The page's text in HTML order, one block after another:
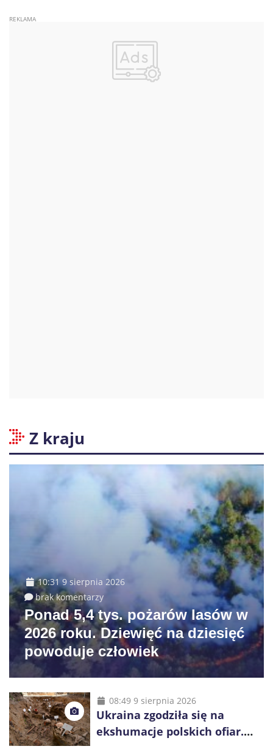
Z kraju
10:31 9 sierpnia 2026
brak komentarzy
Ponad 5,4 tys. pożarów lasów w
2026 roku. Dziewięć na dziesięć
powoduje człowiek
08:49 9 sierpnia 2026
Ukraina zgodziła się na
ekshumacje polskich ofiar.